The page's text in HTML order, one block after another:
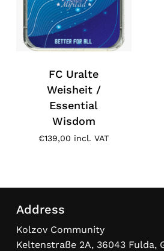
No products in
FC Uralte
Weisheit /
Essential
Wisdom
€139,00 incl. VAT
Address
Kolzov Community
Keltenstraße 2A, 36043 Fulda,